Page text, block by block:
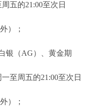
五的21:00至次日
）；
（AG）、黄金期
至周五的21:00至次日
）；